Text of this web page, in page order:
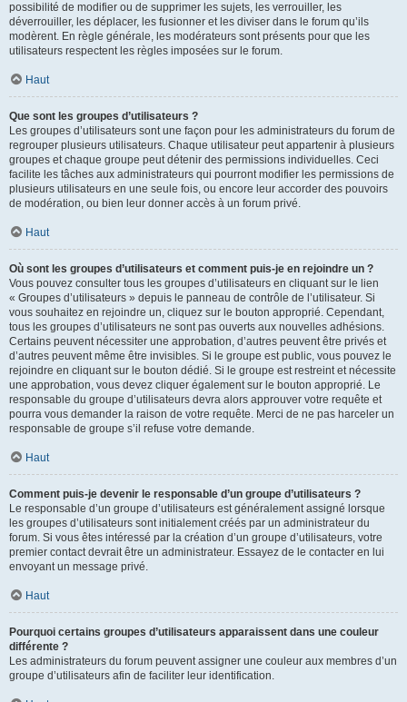
possibilité de modifier ou de supprimer les sujets, les verrouiller, les
déverrouiller, les déplacer, les fusionner et les diviser dans le forum qu’ils
modèrent. En règle générale, les modérateurs sont présents pour que les
utilisateurs respectent les règles imposées sur le forum.
Haut
Que sont les groupes d’utilisateurs ?
Les groupes d’utilisateurs sont une façon pour les administrateurs du forum de
regrouper plusieurs utilisateurs. Chaque utilisateur peut appartenir à plusieurs
groupes et chaque groupe peut détenir des permissions individuelles. Ceci
facilite les tâches aux administrateurs qui pourront modifier les permissions de
plusieurs utilisateurs en une seule fois, ou encore leur accorder des pouvoirs
de modération, ou bien leur donner accès à un forum privé.
Haut
Où sont les groupes d’utilisateurs et comment puis-je en rejoindre un ?
Vous pouvez consulter tous les groupes d’utilisateurs en cliquant sur le lien
« Groupes d’utilisateurs » depuis le panneau de contrôle de l’utilisateur. Si
vous souhaitez en rejoindre un, cliquez sur le bouton approprié. Cependant,
tous les groupes d’utilisateurs ne sont pas ouverts aux nouvelles adhésions.
Certains peuvent nécessiter une approbation, d’autres peuvent être privés et
d’autres peuvent même être invisibles. Si le groupe est public, vous pouvez le
rejoindre en cliquant sur le bouton dédié. Si le groupe est restreint et nécessite
une approbation, vous devez cliquer également sur le bouton approprié. Le
responsable du groupe d’utilisateurs devra alors approuver votre requête et
pourra vous demander la raison de votre requête. Merci de ne pas harceler un
responsable de groupe s’il refuse votre demande.
Haut
Comment puis-je devenir le responsable d’un groupe d’utilisateurs ?
Le responsable d’un groupe d’utilisateurs est généralement assigné lorsque
les groupes d’utilisateurs sont initialement créés par un administrateur du
forum. Si vous êtes intéressé par la création d’un groupe d’utilisateurs, votre
premier contact devrait être un administrateur. Essayez de le contacter en lui
envoyant un message privé.
Haut
Pourquoi certains groupes d’utilisateurs apparaissent dans une couleur
différente ?
Les administrateurs du forum peuvent assigner une couleur aux membres d’un
groupe d’utilisateurs afin de faciliter leur identification.